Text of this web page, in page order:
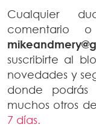
Cualquier
comentario
suscribirte al
novedades y
donde
muchos otros
7 días.